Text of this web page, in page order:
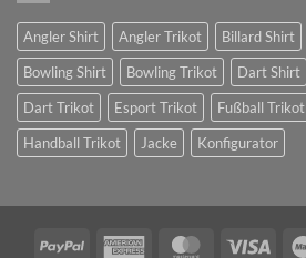
Angler Shirt Angler Trikot Billard Shirt
Bowling Shirt
Bowling Trikot Dart Shirt
Dart Trikot
Esport Trikot Fußball Trikot
Handball Trikot
Jacke Konfigurator
PayPal American MasterCardVisa